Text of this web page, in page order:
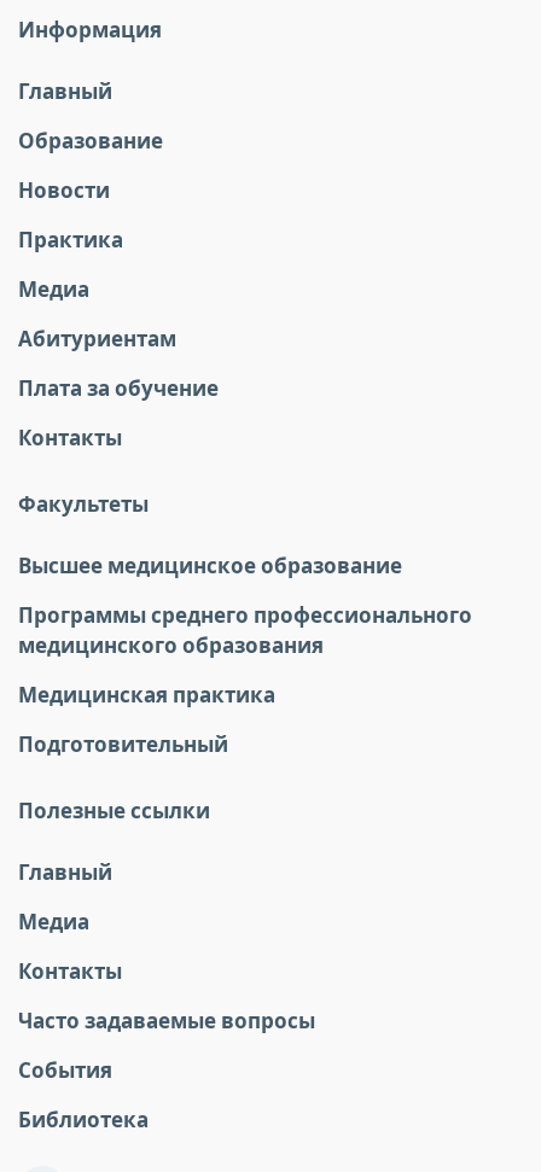
Информация
Главный
Образование
Новости
Практика
Медиа
Абитуриентам
Плата за обучение
Контакты
Факультеты
Высшее медицинское образование
Программы среднего профессионального
медицинского образования
Медицинская практика
Подготовительный
Полезные ссылки
Главный
Медиа
Контакты
Часто задаваемые вопросы
События
Библиотека